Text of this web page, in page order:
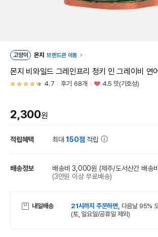
고양이 몬지 브랜드관 이동
몬지 비와일드 그레인프리 청키 인 그레이비 연
4.7 후기 68개 4.5 맛(기호성)
2,300원
적립혜택 최대150점 적립
배송정보 배송비 3,000원 (제주/도서산간 배송
(3만원 이상 무료배송)
내일배송 21시까지 주문하면, 다음날 95%
(토, 일요일/공휴일 제외)